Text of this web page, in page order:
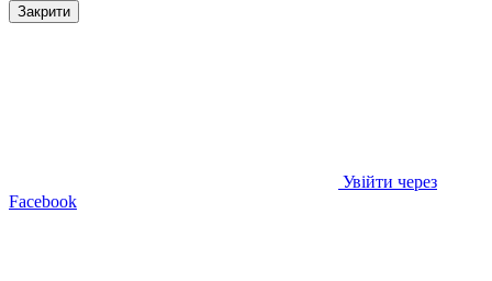
Закрити
Увійти через
Facebook